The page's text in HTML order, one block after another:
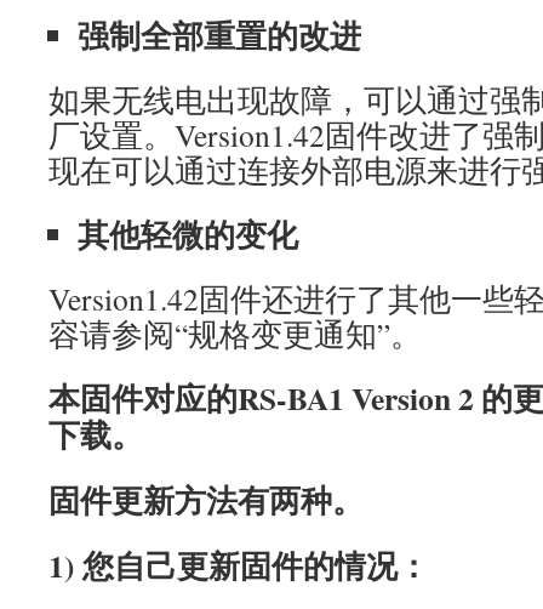
强制全部重置的改进
如果无线电出现故障，可以通过强
厂设置。Version1.42固件改进了强
现在可以通过连接外部电源来进行
其他轻微的变化
Version1.42固件还进行了其他一些
容请参阅“规格变更通知”。
本固件对应的RS-BA1 Version 2 的
下载。
固件更新方法有两种。
1) 您自己更新固件的情况：